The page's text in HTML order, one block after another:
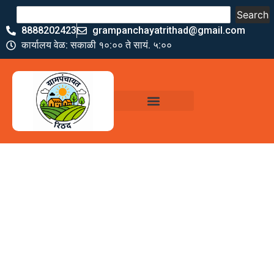
Search
8888202423
grampanchayatrithad@gmail.com
कार्यालय वेळ: सकाळी १०:०० ते सायं. ५:००